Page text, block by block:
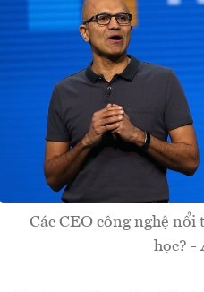
Các CEO công nghệ nổi
học? -